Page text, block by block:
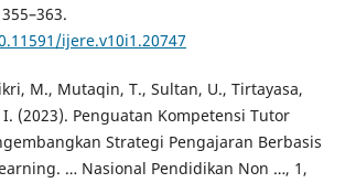
ijere.v10i1.20747
M., Mutaqin, T., Sultan, U., Tirtayasa,
(2023). Penguatan Kompetensi Tutor
Strategi Pengajaran Berbasis
… Nasional Pendidikan Non …, 1,